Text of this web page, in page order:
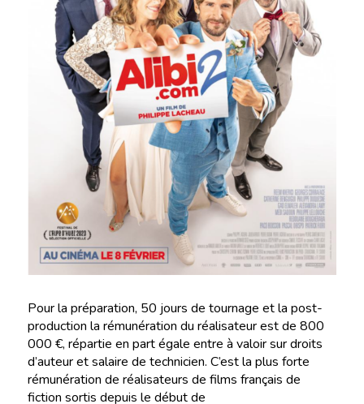
Pour la préparation, 50 jours de tournage et la post-
production la rémunération du réalisateur est de 800
000 €, répartie en part égale entre à valoir sur droits
d’auteur et salaire de technicien. C’est la plus forte
rémunération de réalisateurs de films français de
fiction sortis depuis le début de